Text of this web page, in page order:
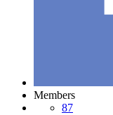
Members
87